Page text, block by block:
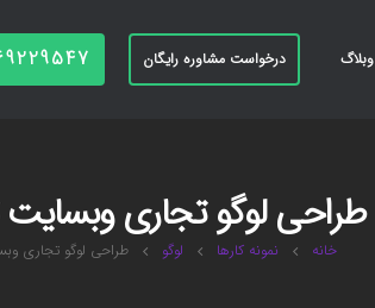
وبلاگ درخواست مشاوره رایگان
طراحی لوگو تجاری
خانه نمونه کارها لوگو طراحی لوگو تجاری